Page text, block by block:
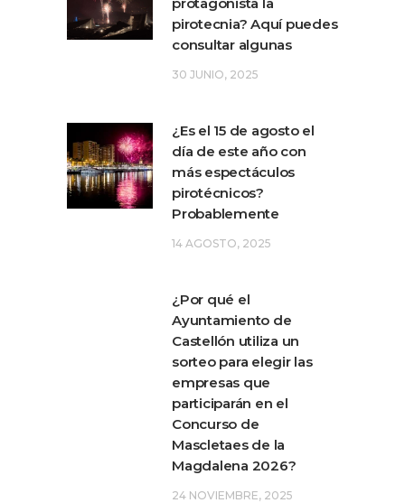
pirotecnia? Aquí puedes
consultar algunas
30 JUNIO, 2025
¿Es el 15 de agosto el
día de este año con
más espectáculos
pirotécnicos?
Probablemente
14 AGOSTO, 2025
¿Por qué el
Ayuntamiento de
Castellón utiliza un
sorteo para elegir las
empresas que
participarán en el
Concurso de
Mascletaes de la
Magdalena 2026?
24 NOVIEMBRE, 2025